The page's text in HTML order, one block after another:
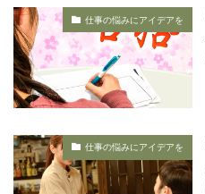
仕事の悩みにアイデアを
仕事の悩みにアイデアを